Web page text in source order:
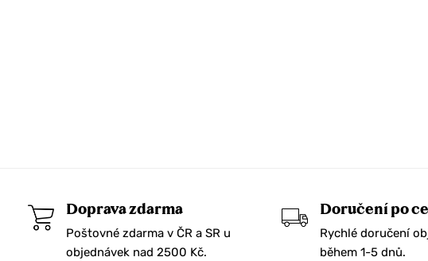
Svačinky
Žvýkačky bez aspartamu
Doprava zdarma
Poštovné zdarma v ČR a SR u
objednávek nad 2500 Kč.
Doručení po
Rychlé doručení
během 1-5 dnů.